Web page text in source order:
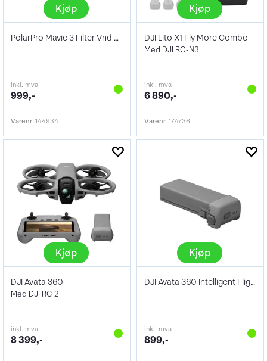
Kjøp
PolarPro Mavic 3 Filter Vnd 2-5 Mist
inkl. mva
999,-
Varenr 144934
Kjøp
DJI Lito X1 Fly More Combo
Med DJI RC-N3
inkl. mva
6 890,-
Varenr 174736
Kjøp
DJI Avata 360
Med DJI RC 2
inkl. mva
8 399,-
Kjøp
DJI Avata 360 Intelligent Flight Battery
inkl. mva
899,-